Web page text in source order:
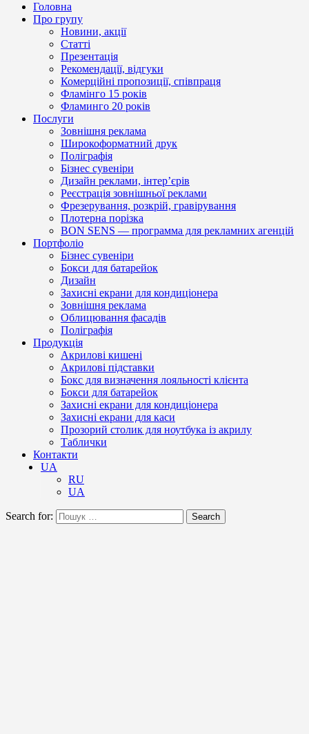
Головна
Про групу
Новини, акції
Статті
Презентація
Рекомендації, відгуки
Комерційні пропозиції, співпраця
Фламінго 15 років
Фламинго 20 років
Послуги
Зовнішня реклама
Широкоформатний друк
Поліграфія
Бізнес сувеніри
Дизайн реклами, інтер’єрів
Реєстрація зовнішньої реклами
Фрезерування, розкрій, гравірування
Плотерна порізка
BON SENS — программа для рекламних агенцій
Портфоліо
Бізнес сувеніри
Бокси для батарейок
Дизайн
Захисні екрани для кондиціонера
Зовнішня реклама
Облицювання фасадів
Поліграфія
Продукція
Акрилові кишені
Акрилові підставки
Бокс для визначення лояльності клієнта
Бокси для батарейок
Захисні екрани для кондиціонера
Захисні екрани для каси
Прозорий столик для ноутбука із акрилу
Таблички
Контакти
UA
RU
UA
Search for: Search